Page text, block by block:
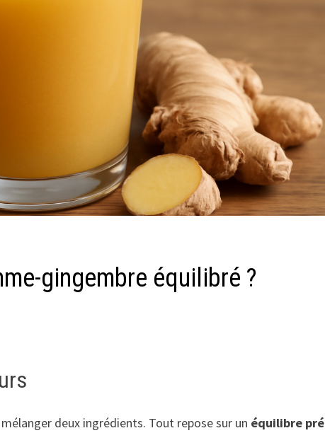
gingembre équilibré ?
deux ingrédients. Tout repose sur un équilibre